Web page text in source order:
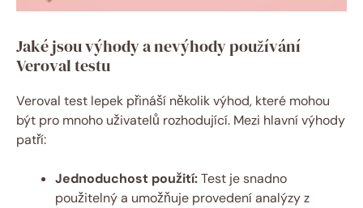
Jaké jsou výhody a nevýhody používání
Veroval⁤ testu
Veroval test lepek přináší několik výhod, které‌ mohou
být pro mnoho uživatelů‌ rozhodující. ​Mezi hlavní výhody
patří:
Jednoduchost ⁤použití:Test je snadno
⁣použitelný a umožňuje provedení analýzy⁢ z